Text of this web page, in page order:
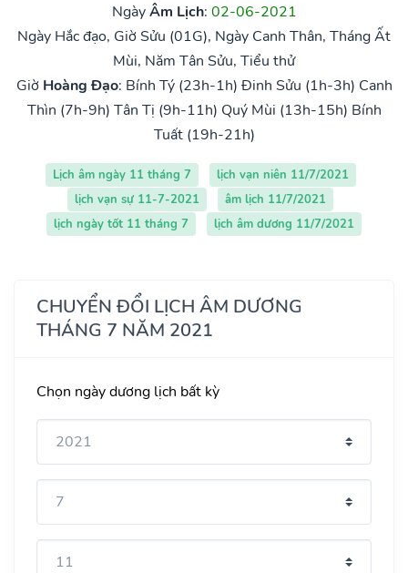
NgàyÂm Lịch: 02-06-2021
Ngày Hắc đạo, Giờ Sửu (01G), Ngày Canh Thân, Tháng Ất
Mùi, Năm Tân Sửu, Tiểu thử
Giờ Hoàng Đạo: Bính Tý (23h-1h) Đinh Sửu (1h-3h) Canh
Thìn (7h-9h) Tân Tị (9h-11h) Quý Mùi (13h-15h) Bính
Tuất (19h-21h)
Lịch âm ngày 11 tháng 7
lịch vạn niên 11/7/2021
lịch vạn sự 11-7-2021
âm lịch 11/7/2021
lịch ngày tốt 11 tháng 7
lịch âm dương 11/7/2021
CHUYỂN ĐỔI LỊCH ÂM DƯƠNG
THÁNG 7 NĂM 2021
Chọn ngày dương lịch bất kỳ